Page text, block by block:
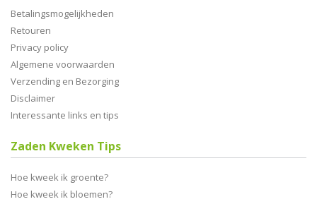
Betalingsmogelijkheden
Retouren
Privacy policy
Algemene voorwaarden
Verzending en Bezorging
Disclaimer
Interessante links en tips
Zaden Kweken Tips
Hoe kweek ik groente?
Hoe kweek ik bloemen?